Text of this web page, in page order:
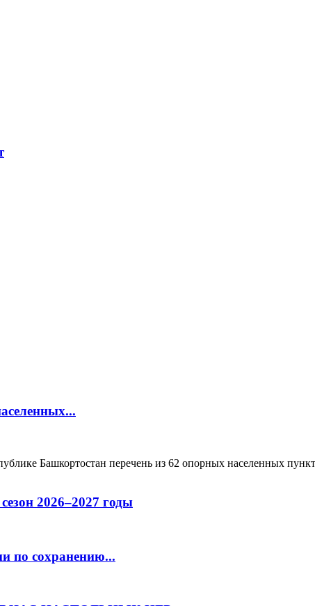
Башкортостан перечень из 62 опорных населенных
2026–2027 годы
по сохранению...